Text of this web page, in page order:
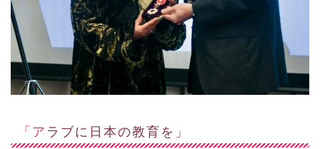
「アラブに日本の教育を」